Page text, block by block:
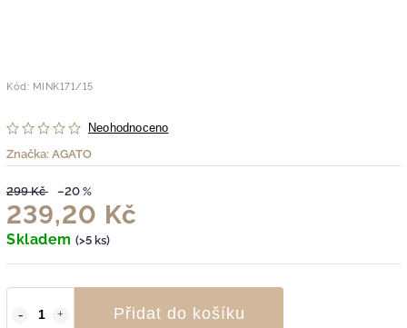
Kód: MINK171/15
Neohodnoceno
Značka: AGATO
299 Kč –20 %
239,20 Kč
Skladem (>5 ks)
Přidat do košíku